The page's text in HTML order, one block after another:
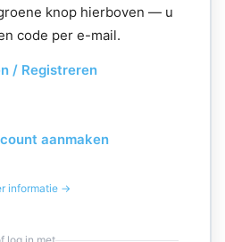
knop hierboven — u
code per e-mail.
/ Registreren
aanmaken
informatie →